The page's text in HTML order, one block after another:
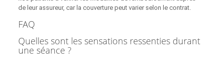
de leur assureur, car la couverture peut varier selon le contrat.
FAQ
Quelles sont les sensations ressenties durant
une séance ?